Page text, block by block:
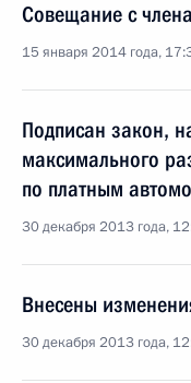
Совещание с
15 января 2014 года,
Подписан закон,
максимального
по платным
30 декабря 2013 года,
Внесены
30 декабря 2013 года,